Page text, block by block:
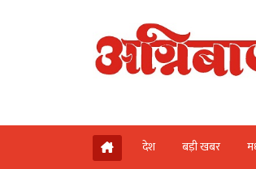
देश बड़ी खबर